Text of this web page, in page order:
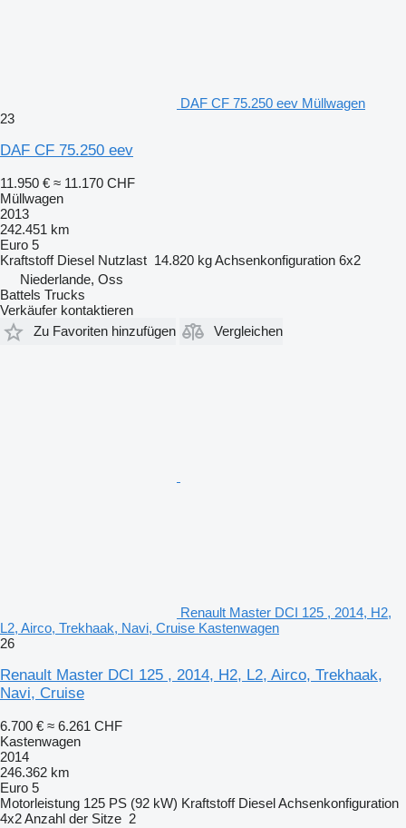
DAF CF 75.250 eev Müllwagen
23
DAF CF 75.250 eev
11.950 € ≈ 11.170 CHF
Müllwagen
2013
242.451 km
Euro 5
Kraftstoff Diesel Nutzlast 14.820 kgAchsenkonfiguration 6x2
Niederlande, Oss
Battels Trucks
Verkäufer kontaktieren
Zu Favoriten hinzufügen
Vergleichen
Renault Master DCI 125 , 2014, H2,
L2, Airco, Trekhaak, Navi, Cruise Kastenwagen
26
Renault Master DCI 125 , 2014, H2, L2, Airco, Trekhaak,
Navi, Cruise
6.700 € ≈ 6.261 CHF
Kastenwagen
2014
246.362 km
Euro 5
Motorleistung 125 PS (92 kW) Kraftstoff DieselAchsenkonfiguration
4x2Anzahl der Sitze 2